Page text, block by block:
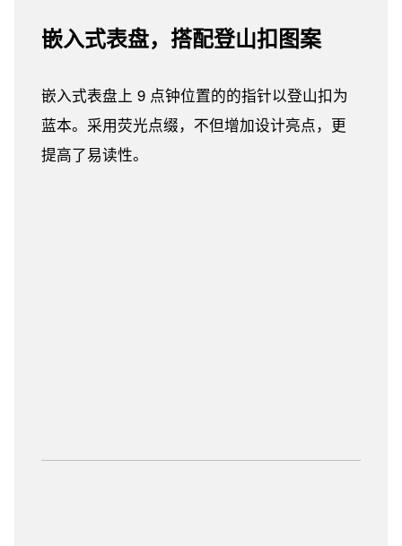
嵌入式表盘，搭配登山扣图案
嵌入式表盘上 9 点钟位置的的指针以登山扣为
蓝本。采用荧光点缀，不但增加设计亮点，更
提高了易读性。